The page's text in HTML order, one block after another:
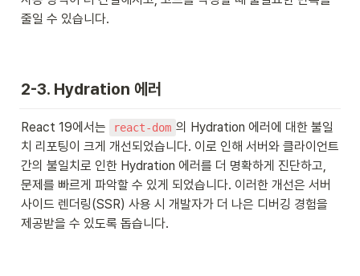
줄일 수 있습니다.
2-3. Hydration 에러
React 19에서는 react-dom 의 Hydration 에러에 대한 불일
치 리포팅이 크게 개선되었습니다. 이로 인해 서버와 클라이언트
간의 불일치로 인한 Hydration 에러를 더 명확하게 진단하고,
문제를 빠르게 파악할 수 있게 되었습니다. 이러한 개선은 서버
사이드 렌더링(SSR) 사용 시 개발자가 더 나은 디버깅 경험을
제공받을 수 있도록 돕습니다.